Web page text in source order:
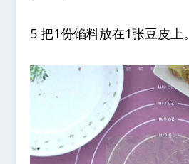
5 把1份馅料放在1张豆皮上。